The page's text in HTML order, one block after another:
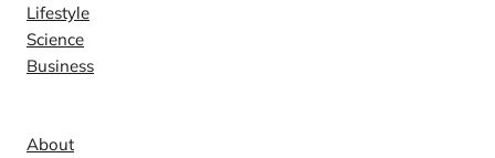
Lifestyle
Science
Business
About